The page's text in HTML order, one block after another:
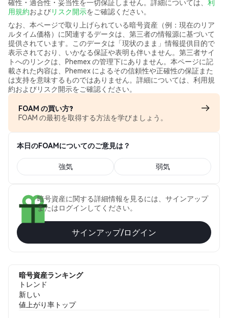
確性・適合性・妥当性を一切保証しません。詳細については、 利
用規約およびリスク開示をご確認ください。
なお、本ページで取り上げられている暗号資産（例：現在のリア
ルタイム価格）に関連するデータは、第三者の情報源に基づいて
提供されています。このデータは「現状のまま」情報提供目的で
表示されており、いかなる保証や表明も伴いません。第三者サイ
トへのリンクは、Phemex の管理下にありません。本ページに記
載された内容は、Phemex によるその信頼性や正確性の保証また
は支持を意味するものではありません。詳細については、利用規
約およびリスク開示をご確認ください。
FOAM の買い方?
FOAM の最初を取得する方法を学びましょう。
本日のFOAMについてのご意見は？
強気 弱気
暗号資産に関する詳細情報を見るには、サインアップ
またはログインしてください。
サインアップ/ログイン
暗号資産ランキング
トレンド
新しい
値上がり率トップ